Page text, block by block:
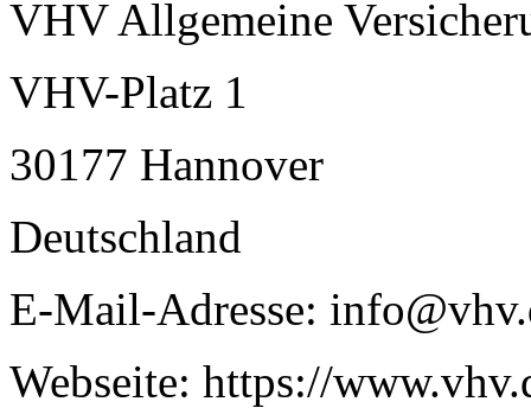
VHV Allgemeine
VHV-Platz 1
30177 Hannover
Deutschland
E-Mail-Adresse:
Webseite: https://